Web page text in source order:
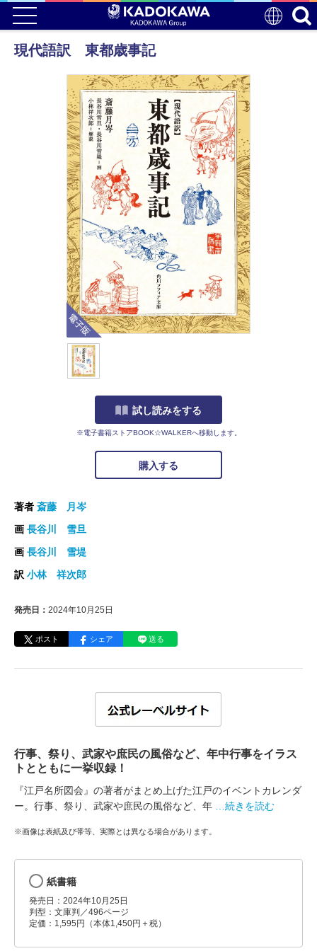
現代語訳 東都歳事記
電子版
試し読みをする
※電子書籍ストアBOOK☆WALKERへ移動します。
購入する
著者 斎藤 月岑
画 長谷川 雪旦
画 長谷川 雪堤
訳 小林 祥次郎
発売日： 2024年10月25日
ポスト シェア 送る
行事、祭り、武家や庶民の風俗など、年中行事をイラス
トとともに一挙収録！
『江戸名所図会』の著者がまとめ上げた江戸のイベントカレンダ
ー。行事、祭り、武家や庶民の風俗など、年
…続きを読む
※画像は表紙及び帯等、実際とは異なる場合があります。
紙書籍
発売日：2024年10月25日
判型：文庫判／496ページ
定価：1,595円（本体1,450円＋税）